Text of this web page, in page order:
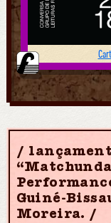
Guiné-
Moreira.